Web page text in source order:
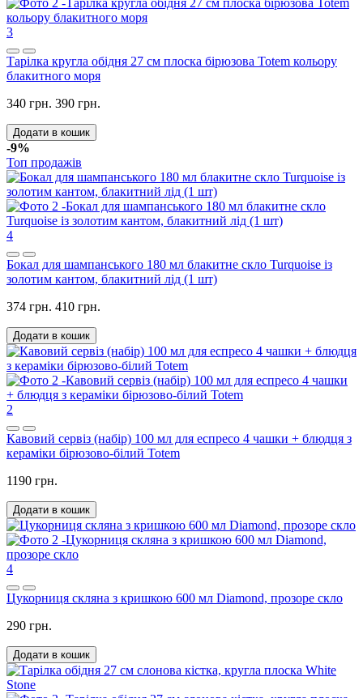
3
Тарілка кругла обідня 27 см плоска бірюзова Totem кольору
блакитного моря
340 грн. 390 грн.
Додати в кошик
-9%
Топ продажів
4
Бокал для шампанського 180 мл блакитне скло Turquoise із
золотим кантом, блакитний лід (1 шт)
374 грн. 410 грн.
Додати в кошик
2
Кавовий сервіз (набір) 100 мл для еспресо 4 чашки + блюдця з
кераміки бірюзово-білий Totem
1190 грн.
Додати в кошик
4
Цукорниця скляна з кришкою 600 мл Diamond, прозоре скло
290 грн.
Додати в кошик